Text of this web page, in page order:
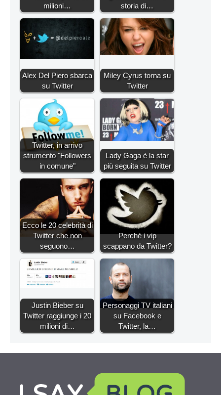
milioni…
storia di…
Alex Del Piero sbarca
su Twitter
Miley Cyrus torna su
Twitter
Twitter, in arrivo
strumento "Followers
in comune"
Lady Gaga è la star
più seguita su Twitter
Ecco le 20 celebrità di
Twitter che non
seguono…
Perché i vip
scappano da Twitter?
Justin Bieber su
Twitter raggiunge i 20
milioni di…
Personaggi TV italiani
su Facebook e
Twitter, la…